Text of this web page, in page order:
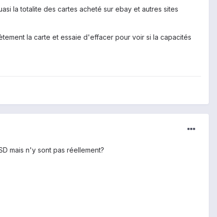
la totalite des cartes acheté sur ebay et autres sites
la carte et essaie d'effacer pour voir si la capacités
mais n'y sont pas réellement?